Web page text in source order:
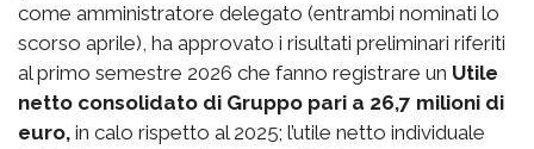
come amministratore delegato (entrambi nominati lo
scorso aprile), ha approvato i risultati preliminari riferiti
al primo semestre 2026 che fanno registrare un Utile
netto consolidato di Gruppo pari a 26,7 milioni di
euro, in calo rispetto al 2025; l’utile netto individuale